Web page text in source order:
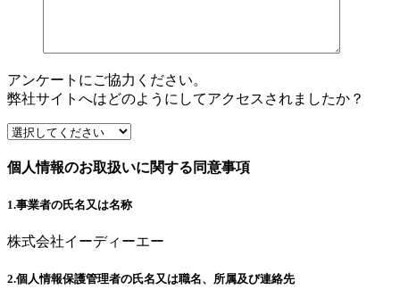
アンケートにご協力ください。
弊社サイトへはどのようにしてアクセスされましたか？
個人情報のお取扱いに関する同意事項
1.事業者の氏名又は名称
株式会社イーディーエー
2.個人情報保護管理者の氏名又は職名、所属及び連絡先